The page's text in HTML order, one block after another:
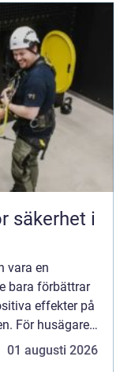
säkerhet i
vara en
bara förbättrar
effekter på
För husägare
01 augusti 2026